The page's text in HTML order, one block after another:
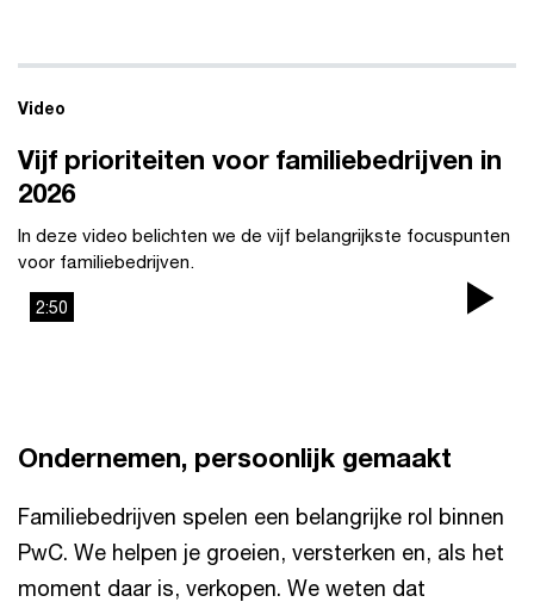
2:50
Video
Vijf prioriteiten voor familiebedrijven in
2026
In deze video belichten we de vijf belangrijkste focuspunten
voor familiebedrijven.
Ondernemen, persoonlijk gemaakt
Familiebedrijven spelen een belangrijke rol binnen
PwC. We helpen je groeien, versterken en, als het
moment daar is, verkopen. We weten dat